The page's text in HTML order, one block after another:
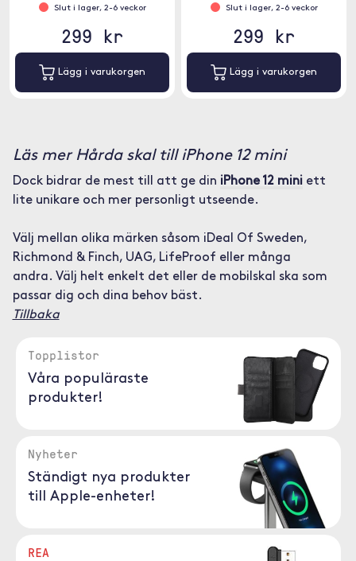
Slut i lager, 2-6 veckor
299 kr
Lägg i varukorgen
Slut i lager, 2-6 veckor
299 kr
Lägg i varukorgen
Läs mer Hårda skal till iPhone 12 mini
Dock bidrar de mest till att ge din iPhone 12 miniett
lite unikare och mer personligt utseende.
Välj mellan olika märken såsom iDeal Of Sweden,
Richmond & Finch, UAG, LifeProof eller många
andra. Välj helt enkelt det eller de mobilskal ska som
passar dig och dina behov bäst.
Tillbaka
Topplistor
Våra populäraste
produkter!
Nyheter
Ständigt nya produkter
till Apple-enheter!
REA